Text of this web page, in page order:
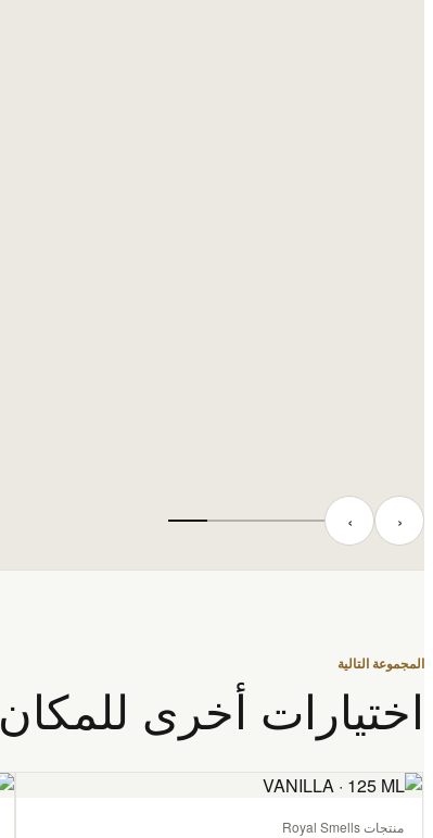
‹ ›
المجموعة التالية
اختيارات أخرى للمكان
منتجات Royal Smells